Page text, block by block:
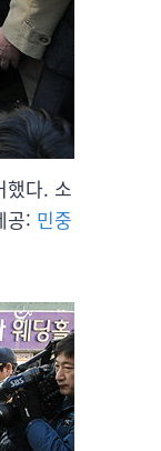
했다. 소
공: 민중